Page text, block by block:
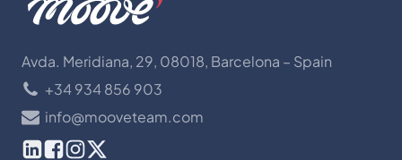
Avda. Meridiana, 29, 08018, Barcelona – Spain
+34 934 856 903
info@mooveteam.com